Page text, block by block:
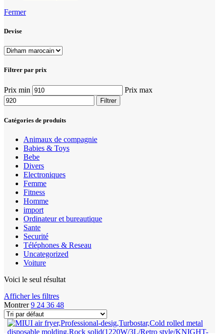
Fermer
Devise
Filtrer par prix
Prix min Prix max
Filtrer
Catégories de produits
Animaux de compagnie
Babies & Toys
Bebe
Divers
Electroniques
Femme
Fitness
Homme
import
Ordinateur et bureautique
Sante
Securité
Téléphones & Reseau
Uncategorized
Voiture
Voici le seul résultat
Afficher les filtres
Montrer9 24 36 48